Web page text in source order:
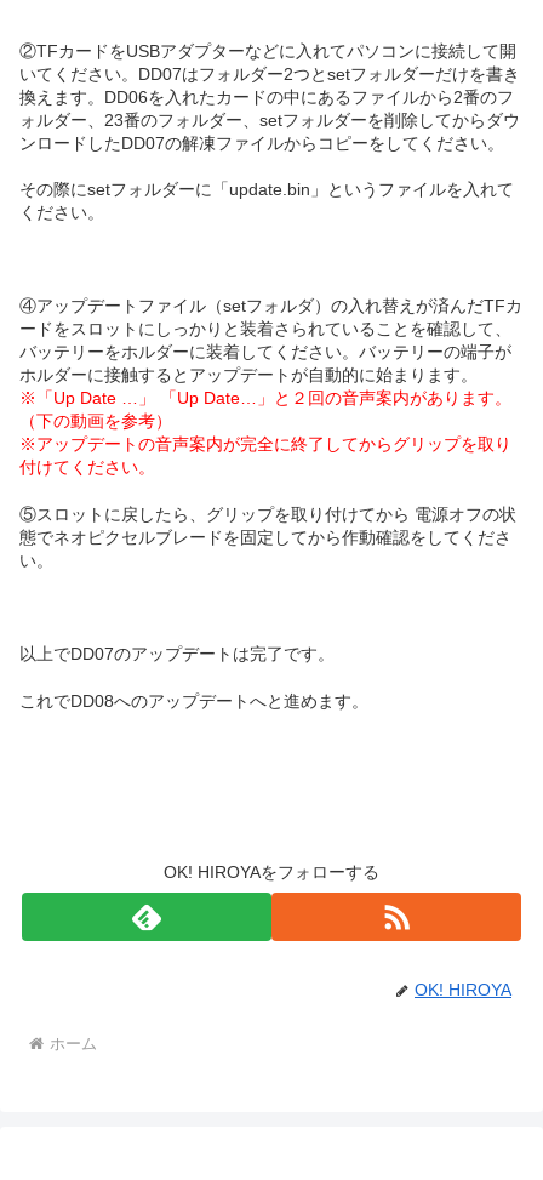
②TFカードをUSBアダプターなどに入れてパソコンに接続して開
いてください。DD07はフォルダー2つとsetフォルダーだけを書き
換えます。DD06を入れたカードの中にあるファイルから2番のフ
ォルダー、23番のフォルダー、setフォルダーを削除してからダウ
ンロードしたDD07の解凍ファイルからコピーをしてください。
その際にsetフォルダーに「update.bin」というファイルを入れて
ください。
④アップデートファイル（setフォルダ）の入れ替えが済んだTFカ
ードをスロットにしっかりと装着さられていることを確認して、
バッテリーをホルダーに装着してください。バッテリーの端子が
ホルダーに接触するとアップデートが自動的に始まります。
※「Up Date …」 「Up Date…」と２回の音声案内があります。
（下の動画を参考）
※アップデートの音声案内が完全に終了してからグリップを取り
付けてください。
⑤スロットに戻したら、グリップを取り付けてから 電源オフの状
態でネオピクセルブレードを固定してから作動確認をしてくださ
い。
以上でDD07のアップデートは完了です。
これでDD08へのアップデートへと進めます。
OK! HIROYAをフォローする
OK! HIROYA
ホーム